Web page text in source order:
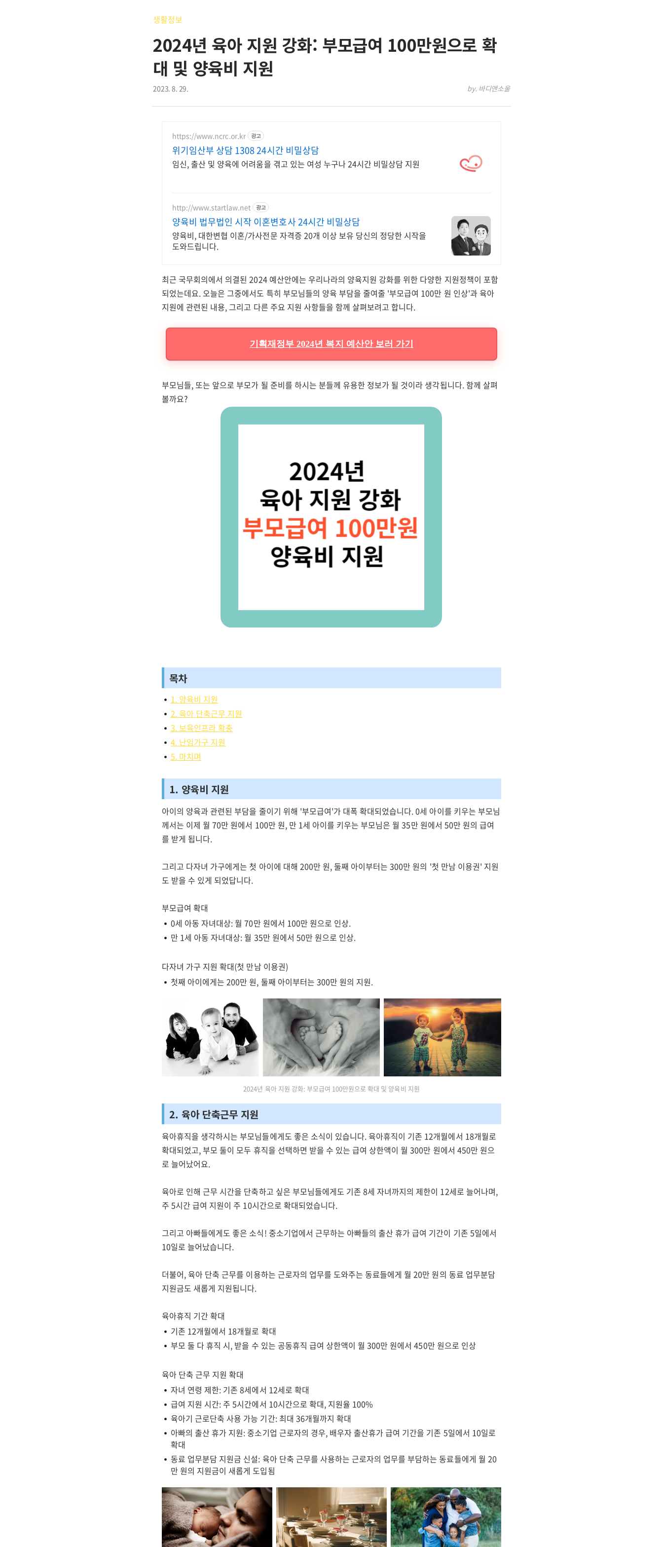
생활정보
2024년 육아 지원 강화: 부모급여 100만원으로 확
대 및 양육비 지원
2023. 8. 29. by. 바디앤소울
https://www.ncrc.or.kr 광고
위기임산부 상담 1308 24시간 비밀상담
임신, 출산 및 양육에 어려움을 겪고 있는 여성 누구나 24시간 비밀상담 지원
http://www.startlaw.net 광고
양육비 법무법인 시작 이혼변호사 24시간 비밀상담
양육비, 대한변협 이혼/가사전문 자격증 20개 이상 보유 당신의 정당한 시작을
도와드립니다.
최근 국무회의에서 의결된 2024 예산안에는 우리나라의 양육지원 강화를 위한 다양한 지원정책이 포함
되었는데요. 오늘은 그중에서도 특히 부모님들의 양육 부담을 줄여줄 '부모급여 100만 원 인상'과 육아
지원에 관련된 내용, 그리고 다른 주요 지원 사항들을 함께 살펴보려고 합니다.
기획재정부 2024년 복지 예산안 보러 가기
부모님들, 또는 앞으로 부모가 될 준비를 하시는 분들께 유용한 정보가 될 것이라 생각됩니다. 함께 살펴
볼까요?
목차
1. 양육비 지원
2. 육아 단축근무 지원
3. 보육인프라 확충
4. 난임가구 지원
5. 마치며
1. 양육비 지원
아이의 양육과 관련된 부담을 줄이기 위해 '부모급여'가 대폭 확대되었습니다. 0세 아이를 키우는 부모님
께서는 이제 월 70만 원에서 100만 원, 만 1세 아이를 키우는 부모님은 월 35만 원에서 50만 원의 급여
를 받게 됩니다.
그리고 다자녀 가구에게는 첫 아이에 대해 200만 원, 둘째 아이부터는 300만 원의 '첫 만남 이용권' 지원
도 받을 수 있게 되었답니다.
부모급여 확대
0세 아동 자녀대상: 월 70만 원에서 100만 원으로 인상.
만 1세 아동 자녀대상: 월 35만 원에서 50만 원으로 인상.
다자녀 가구 지원 확대(첫 만남 이용권)
첫째 아이에게는 200만 원, 둘째 아이부터는 300만 원의 지원.
2024년 육아 지원 강화: 부모급여 100만원으로 확대 및 양육비 지원
2. 육아 단축근무 지원
육아휴직을 생각하시는 부모님들에게도 좋은 소식이 있습니다. 육아휴직이 기존 12개월에서 18개월로
확대되었고, 부모 둘이 모두 휴직을 선택하면 받을 수 있는 급여 상한액이 월 300만 원에서 450만 원으
로 늘어났어요.
육아로 인해 근무 시간을 단축하고 싶은 부모님들에게도 기존 8세 자녀까지의 제한이 12세로 늘어나며,
주 5시간 급여 지원이 주 10시간으로 확대되었습니다.
그리고 아빠들에게도 좋은 소식! 중소기업에서 근무하는 아빠들의 출산 휴가 급여 기간이 기존 5일에서
10일로 늘어났습니다.
더불어, 육아 단축 근무를 이용하는 근로자의 업무를 도와주는 동료들에게 월 20만 원의 동료 업무분담
지원금도 새롭게 지원됩니다.
육아휴직 기간 확대
기존 12개월에서 18개월로 확대
부모 둘 다 휴직 시, 받을 수 있는 공동휴직 급여 상한액이 월 300만 원에서 450만 원으로 인상
육아 단축 근무 지원 확대
자녀 연령 제한: 기존 8세에서 12세로 확대
급여 지원 시간: 주 5시간에서 10시간으로 확대, 지원율 100%
육아기 근로단축 사용 가능 기간: 최대 36개월까지 확대
아빠의 출산 휴가 지원: 중소기업 근로자의 경우, 배우자 출산휴가 급여 기간을 기존 5일에서 10일로
확대
동료 업무분담 지원금 신설: 육아 단축 근무를 사용하는 근로자의 업무를 부담하는 동료들에게 월 20
만 원의 지원금이 새롭게 도입됨